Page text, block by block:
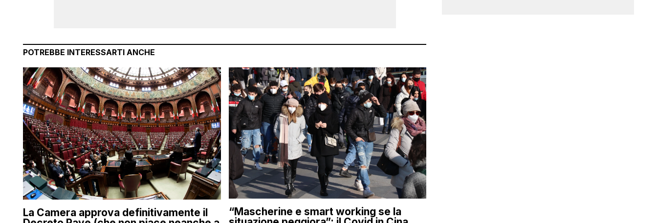
POTREBBE INTERESSARTI ANCHE
La Camera approva definitivamente il
“Mascherine e smart working se la